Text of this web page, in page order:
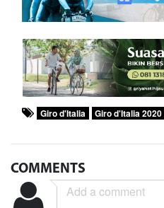
Giro d'Italia Giro d'Italia 2020
COMMENTS